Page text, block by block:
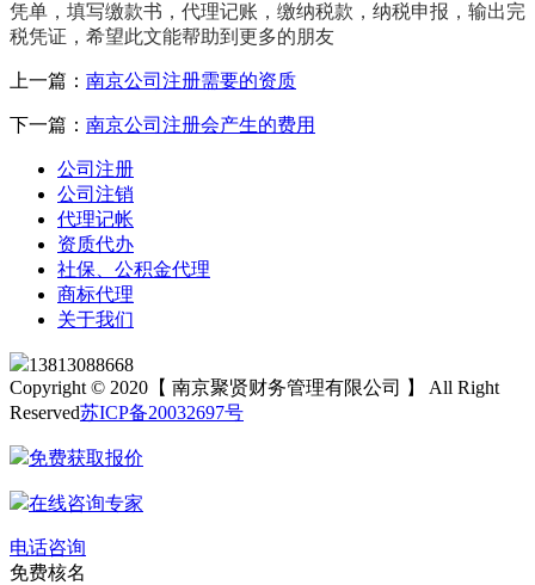
凭单，填写缴款书，代理记账，缴纳税款，纳税申报，输出完
税凭证，希望此文能帮助到更多的朋友
上一篇： 南京公司注册需要的资质
下一篇： 南京公司注册会产生的费用
公司注册
公司注销
代理记帐
资质代办
社保、公积金代理
商标代理
关于我们
13813088668
Copyright © 2020【 南京聚贤财务管理有限公司 】 All Right
Reserved苏ICP备20032697号
免费获取报价
在线咨询专家
电话咨询
免费核名